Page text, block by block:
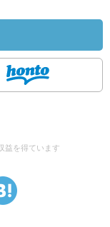
益を得ています